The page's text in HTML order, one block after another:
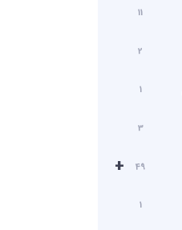
11
2
1
3
+ 49
1